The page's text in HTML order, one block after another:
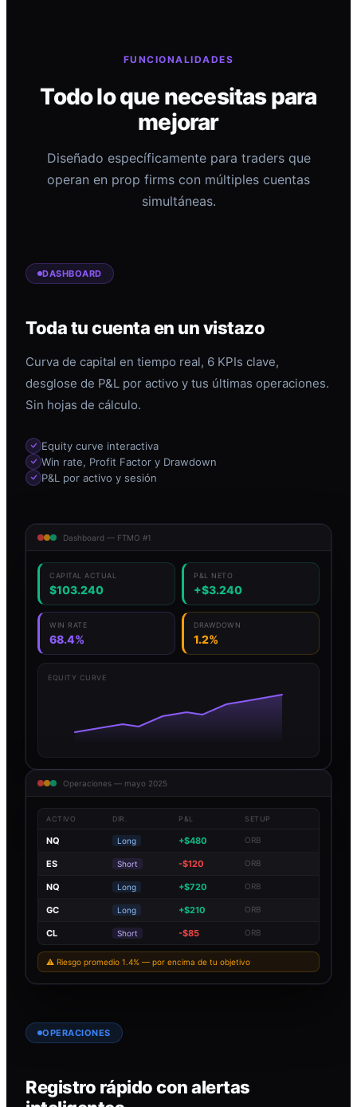
FUNCIONALIDADES
Todo lo que necesitas para
mejorar
Diseñado específicamente para traders que
operan en prop firms con múltiples cuentas
simultáneas.
DASHBOARD
Toda tu cuenta en un vistazo
Curva de capital en tiempo real, 6 KPIs clave,
desglose de P&L por activo y tus últimas operaciones.
Sin hojas de cálculo.
Equity curve interactiva
Win rate, Profit Factor y Drawdown
P&L por activo y sesión
Dashboard — FTMO #1
CAPITAL ACTUAL
$103.240
P&L NETO
+$3.240
WIN RATE
68.4%
DRAWDOWN
1.2%
EQUITY CURVE
Operaciones — mayo 2025
ACTIVO DIR. P&L SETUP
NQ Long +$480 ORB
ES Short -$120 ORB
NQ Long +$720 ORB
GC Long +$210 ORB
CL Short -$85 ORB
⚠ Riesgo promedio 1.4% — por encima de tu objetivo
OPERACIONES
Registro rápido con alertas